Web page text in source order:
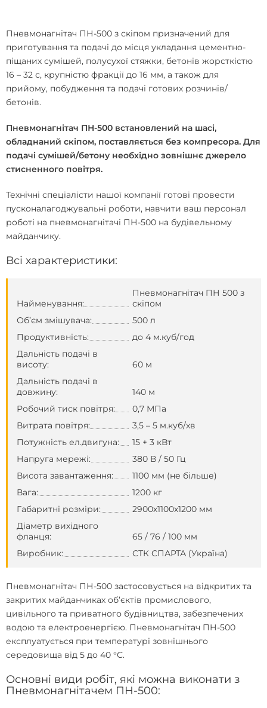
Пневмонагнітач ПН-500 з скіпом призначений для
приготування та подачі до місця укладання цементно-
піщаних сумішей, полусухої стяжки, бетонів жорсткістю
16 – 32 с, крупністю фракції до 16 мм, а також для
прийому, побудження та подачі готових розчинів/
бетонів.
Пневмонагнітач ПН-500 встановлений на шасі,
обладнаний скіпом, поставляється без компресора. Для
подачі сумішей/бетону необхідно зовнішнє джерело
стисненного повітря.
Технічні спеціалісти нашої компанії готові провести
пусконалагоджувальні роботи, навчити ваш персонал
роботі на пневмонагнітачі ПН-500 на будівельному
майданчику.
Всі характеристики:
Найменування:
Пневмонагнітач ПН 500 з
скіпом
Об’єм змішувача:
500 л
Продуктивність:
до 4 м.куб/год
Дальність подачі в
висоту:
60 м
Дальність подачі в
довжину:
140 м
Робочий тиск повітря:
0,7 МПа
Витрата повітря:
3,5 – 5 м.куб/хв
Потужність ел.двигуна:
15 + 3 кВт
Напруга мережі:
380 В / 50 Гц
Висота завантаження:
1100 мм (не більше)
Вага:
1200 кг
Габаритні розміри:
2900х1100х1200 мм
Діаметр вихідного
фланця:
65 / 76 / 100 мм
Виробник:
СТК СПАРТА (Україна)
Пневмонагнітач ПН-500 застосовується на відкритих та
закритих майданчиках об’єктів промислового,
цивільного та приватного будівництва, забезпечених
водою та електроенергією. Пневмонагнітач ПН-500
експлуатується при температурі зовнішнього
середовища від 5 до 40 °С.
Основні види робіт, які можна виконати з
Пневмонагнітачем ПН-500: